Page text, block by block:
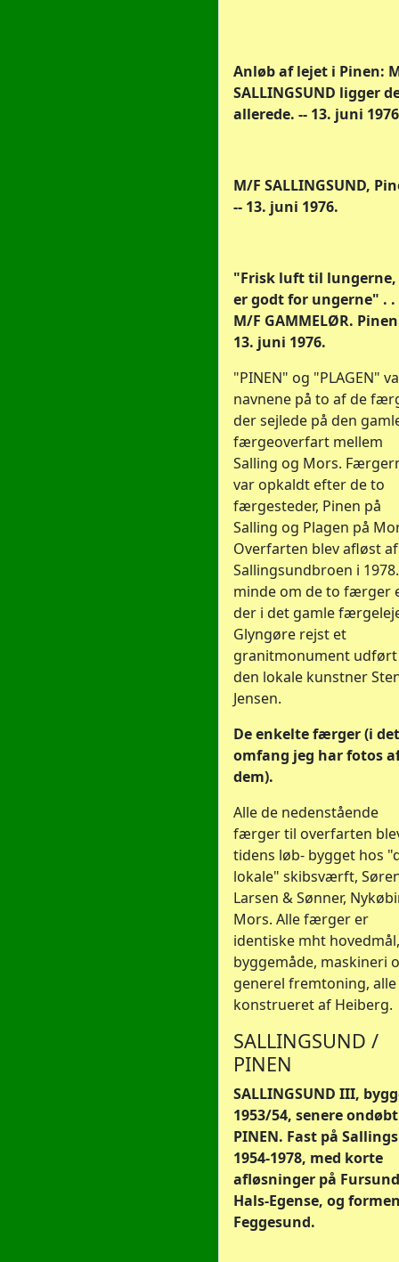
Anløb af lejet i Pinen:
SALLINGSUND ligger
allerede. -- 13. juni
M/F SALLINGSUND,
-- 13. juni 1976.
"Frisk luft til lungerne,
er godt for ungerne" . .
M/F GAMMELØR.
13. juni 1976.
"PINEN" og "PLAGEN"
navnene på to af de
der sejlede på den
færgeoverfart mellem
Salling og Mors.
var opkaldt efter de to
færgesteder, Pinen på
Salling og Plagen på
Overfarten blev afløst af
Sallingsundbroen i
minde om de to færger
der i det gamle
Glyngøre rejst et
granitmonument
den lokale kunstner
Jensen.
De enkelte færger (i det
omfang jeg har fotos
dem).
Alle de nedenstående
færger til overfarten
tidens løb- bygget hos
lokale" skibsværft,
Larsen & Sønner,
Mors. Alle færger er
identiske mht hovedmål,
byggemåde, maskineri
generel fremtoning, alle
konstrueret af Heiberg.
SALLINGSUND /
PINEN
SALLINGSUND III,
1953/54, senere
PINEN. Fast på
1954-1978, med korte
afløsninger på
Hals-Egense, og
Feggesund.